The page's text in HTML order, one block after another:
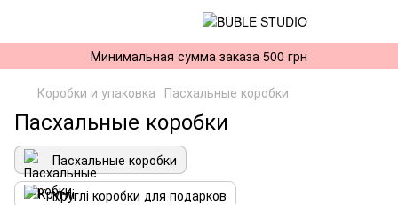
Минимальная сумма заказа 500 грн
Коробки и упаковка Пасхальные коробки
Пасхальные коробки
Пасхальные коробки
Круглі коробки для подарков